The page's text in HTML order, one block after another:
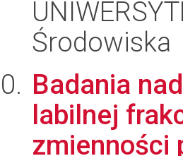
Środowiska
Badania
labilnej
zmienności